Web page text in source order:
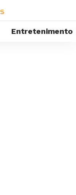
Entretenimento